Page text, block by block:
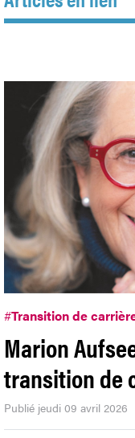
#Transition de
Marion
transition de
Publié jeudi 09 avril 2026